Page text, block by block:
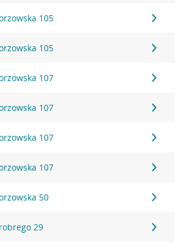
105
105
107
107
107
107
50
29